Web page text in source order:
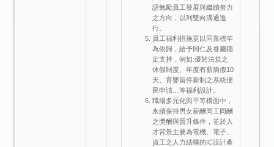
語勉勵員工發展與繼續努力
之方向，以利雙向溝通進
行。
員工福利措施更以同業標竿
為依歸，給予同仁及眷屬穩
定支持，例如:優於法規之
休假制度、年度有薪病假10
天、育嬰留停新制之系統便
民申請…等福利設計。
職場多元化與平等構面中，
永續保持男女薪酬同工同酬
之獎酬與晉升條件，並於人
才背景主要為電機、電子、
資工之人力結構的IC設計產